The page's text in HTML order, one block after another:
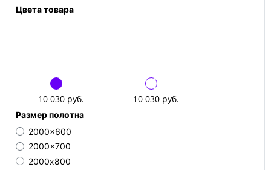
Цвета товара
10 030 руб. 10 030 руб.
Размер полотна
2000x600
2000x700
2000х800